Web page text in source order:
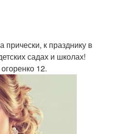
к празднику в
садах и школах!
12.